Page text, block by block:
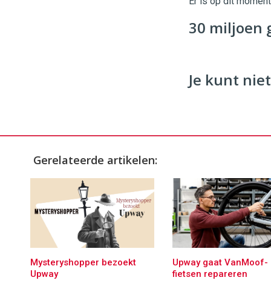
96 54
30 miljoen
Je kunt
Gerelateerde artikelen:
Mysteryshopper bezoekt
Upway
Upway gaat VanMoof-
fietsen repareren